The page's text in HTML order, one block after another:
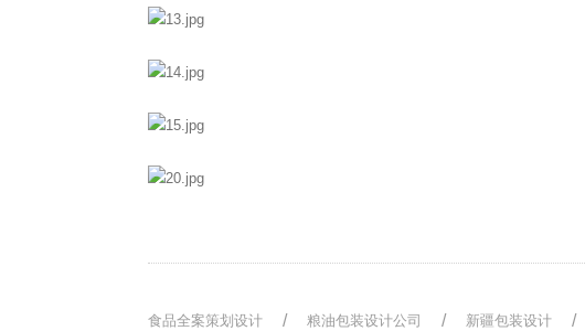
食品全案策划设计 粮油包装设计公司 新疆包装设计